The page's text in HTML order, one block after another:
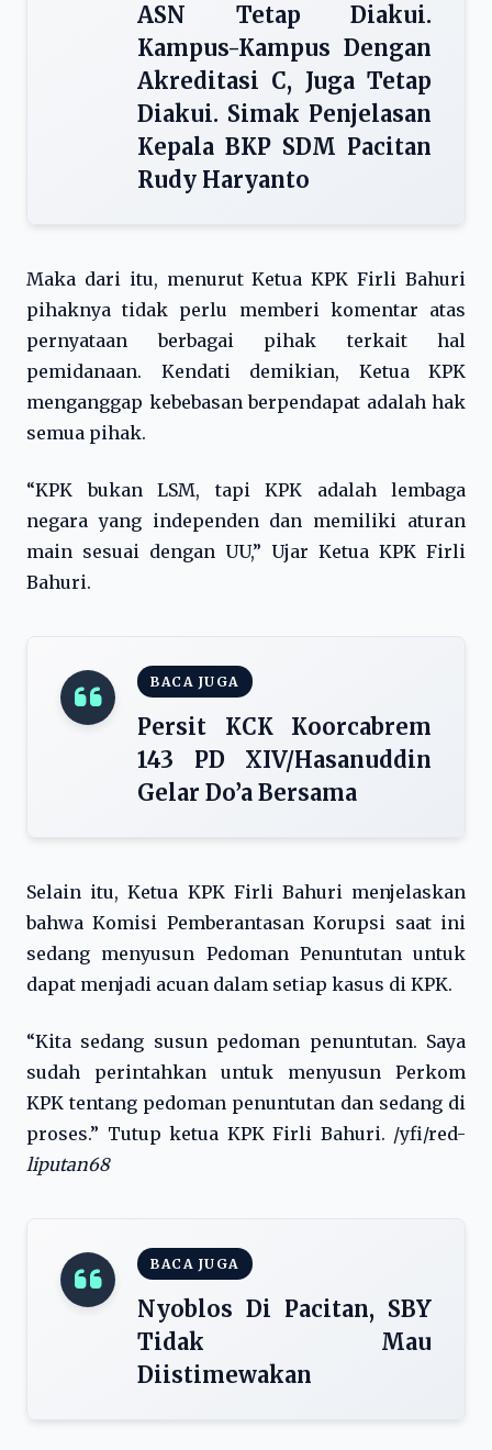
ASN Tetap Diakui.
Kampus-Kampus Dengan
Akreditasi C, Juga Tetap
Diakui. Simak Penjelasan
Kepala BKP SDM Pacitan
Rudy Haryanto
Maka dari itu, menurut Ketua KPK Firli Bahuri
pihaknya tidak perlu memberi komentar atas
pernyataan berbagai pihak terkait hal
pemidanaan. Kendati demikian, Ketua KPK
menganggap kebebasan berpendapat adalah hak
semua pihak.
“KPK bukan LSM, tapi KPK adalah lembaga
negara yang independen dan memiliki aturan
main sesuai dengan UU,” Ujar Ketua KPK Firli
Bahuri.
BACA JUGA
Persit KCK Koorcabrem
143 PD XIV/Hasanuddin
Gelar Do’a Bersama
Selain itu, Ketua KPK Firli Bahuri menjelaskan
bahwa Komisi Pemberantasan Korupsi saat ini
sedang menyusun Pedoman Penuntutan untuk
dapat menjadi acuan dalam setiap kasus di KPK.
“Kita sedang susun pedoman penuntutan. Saya
sudah perintahkan untuk menyusun Perkom
KPK tentang pedoman penuntutan dan sedang di
proses.” Tutup ketua KPK Firli Bahuri. /yfi/red-
liputan68
BACA JUGA
Nyoblos Di Pacitan, SBY
Tidak Mau
Diistimewakan